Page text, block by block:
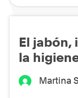
El jabón,
la
Martina